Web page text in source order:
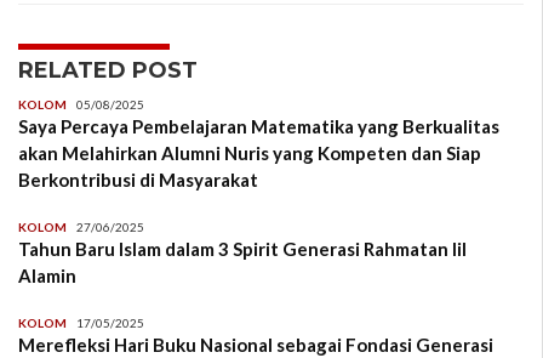
RELATED POST
KOLOM 05/08/2025
Saya Percaya Pembelajaran Matematika yang Berkualitas
akan Melahirkan Alumni Nuris yang Kompeten dan Siap
Berkontribusi di Masyarakat
KOLOM 27/06/2025
Tahun Baru Islam dalam 3 Spirit Generasi Rahmatan lil
Alamin
KOLOM 17/05/2025
Merefleksi Hari Buku Nasional sebagai Fondasi Generasi